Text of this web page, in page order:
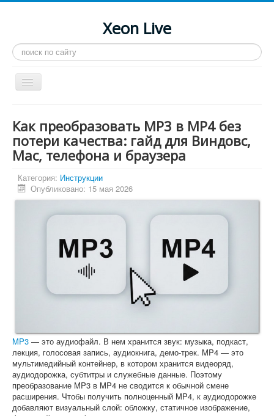
Xeon Live
Искать...
Toggle
Navigation
LGA 2011-3
LGA 2011
Процессоры
Инструкции
Рейтинги
Конференция
Системные программы
Как преобразовать MP3 в MP4 без
потери качества: гайд для Виндовс,
Mac, телефона и браузера
Категория: Инструкции
Опубликовано: 15 мая 2026
MP3 — это аудиофайл. В нем хранится звук: музыка, подкаст,
лекция, голосовая запись, аудиокнига, демо-трек. MP4 — это
мультимедийный контейнер, в котором хранится видеоряд,
аудиодорожка, субтитры и служебные данные. Поэтому
преобразование MP3 в MP4 не сводится к обычной смене
расширения. Чтобы получить полноценный MP4, к аудиодорожке
добавляют визуальный слой: обложку, статичное изображение,